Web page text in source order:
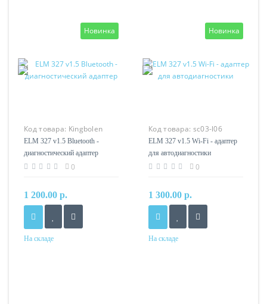
Новинка
Код товара: Kingbolen
ELM 327 v1.5 Bluetooth -
диагностический адаптер
0
1 200.00 р.
На складе
Новинка
Код товара: sc03-l06
ELM 327 v1.5 Wi-Fi - адаптер
для автодиагностики
0
1 300.00 р.
На складе